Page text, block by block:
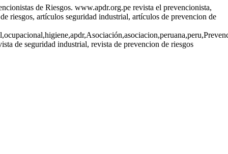
de Riesgos. www.apdr.org.pe revista el prevencionista,
riesgos, artículos seguridad industrial, artículos de prevencion de
de seguridad industrial, revista de prevencion de riesgos